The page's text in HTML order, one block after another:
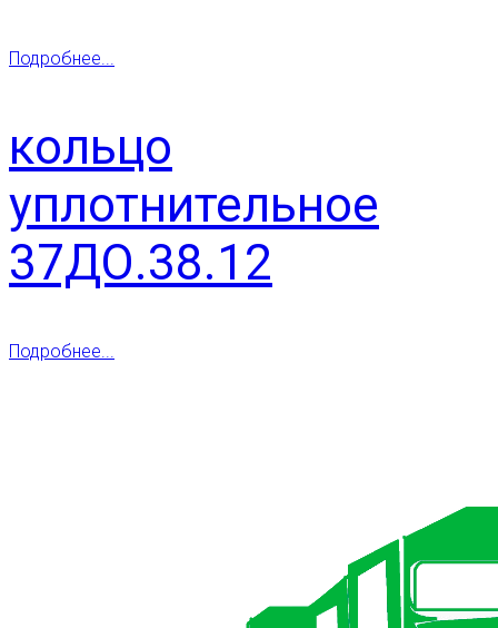
Подробнее...
кольцо
уплотнительное
37ДО.38.12
Подробнее...